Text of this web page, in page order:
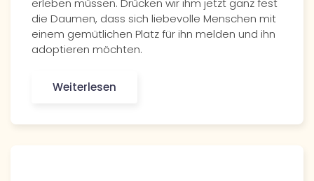
erleben müssen. Drücken wir ihm jetzt ganz fest
die Daumen, dass sich liebevolle Menschen mit
einem gemütlichen Platz für ihn melden und ihn
adoptieren möchten.
Weiterlesen